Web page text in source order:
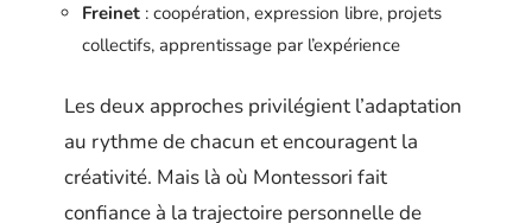
Freinet : coopération, expression libre, projets
collectifs, apprentissage par l’expérience
Les deux approches privilégient l’adaptation
au rythme de chacun et encouragent la
créativité. Mais là où Montessori fait
confiance à la trajectoire personnelle de